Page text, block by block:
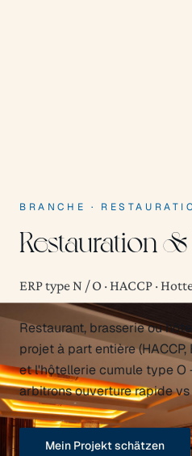
BRANCHE ·
Restauration
ERP type N / O · HACCP ·
Restaurant, brasserie ou
projet à part entière
et l'hôtellerie cumule type O
arbitrons ouverture rapide
Mein Projekt schätzen